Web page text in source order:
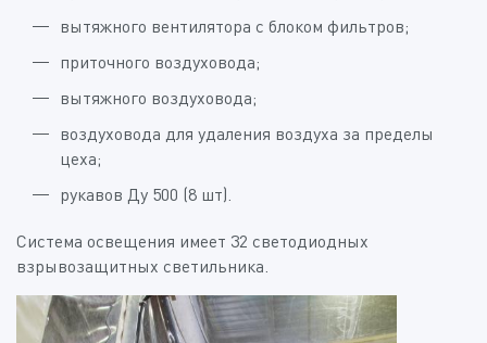
вытяжного вентилятора с блоком фильтров;
приточного воздуховода;
вытяжного воздуховода;
воздуховода для удаления воздуха за пределы
цеха;
рукавов Ду 500 (8 шт).
Система освещения имеет 32 светодиодных
взрывозащитных светильника.